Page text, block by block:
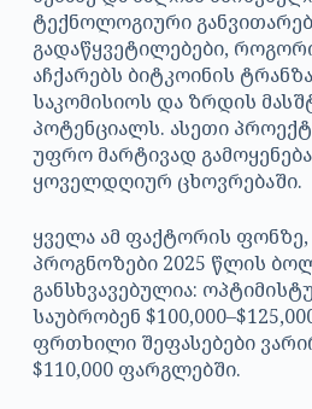
ტექნოლოგიური
გადაწყვეტილებები,
აჩქარებს ბიტკოინის
საკომისიოს და ზრდის
პოტენციალს. ასეთი
უფრო მარტივად
ყოველდღიურ ცხოვრებაში.
ყველა ამ ფაქტორის ფონზე,
პროგნოზები 2025 წლის
განსხვავებულია:
საუბრობენ
ფრთხილი შეფასებები
$110,000 ფარგლებში.